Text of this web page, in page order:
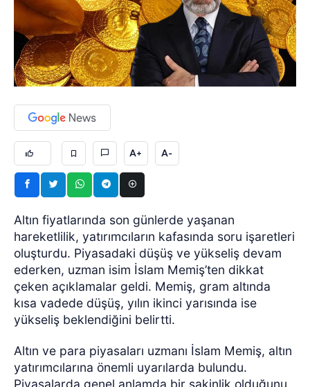
A+ A-
Altın fiyatlarında son günlerde yaşanan
hareketlilik, yatırımcıların kafasında soru işaretleri
oluşturdu. Piyasadaki düşüş ve yükseliş devam
ederken, uzman isim İslam Memiş’ten dikkat
çeken açıklamalar geldi. Memiş, gram altında
kısa vadede düşüş, yılın ikinci yarısında ise
yükseliş beklendiğini belirtti.
Altın ve para piyasaları uzmanı İslam Memiş, altın
yatırımcılarına önemli uyarılarda bulundu.
Piyasalarda genel anlamda bir sakinlik olduğunu